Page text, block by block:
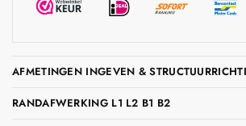
AFMETINGEN INGEVEN &
RANDAFWERKING L1 L2 B1 B2